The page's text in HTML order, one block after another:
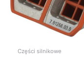
Części silnikowe